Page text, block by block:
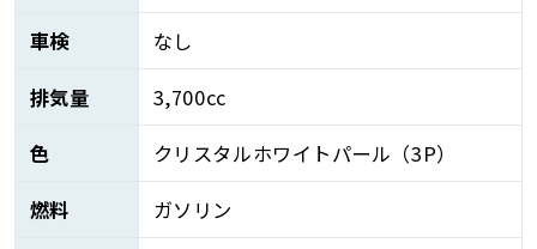
車検
なし
排気量
3,700cc
色
クリスタルホワイトパール（3P）
燃料
ガソリン